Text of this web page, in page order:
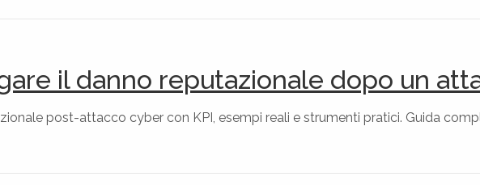
il danno reputazionale dopo un
post-attacco cyber con KPI, esempi reali e strumenti pratici. Guida